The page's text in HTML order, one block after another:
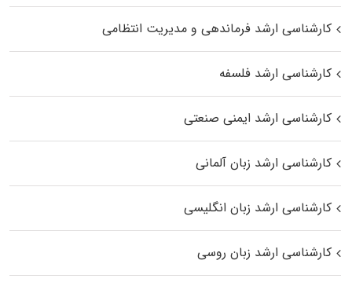
کارشناسی ارشد فرماندهی و مدیریت انتظامی
کارشناسی ارشد فلسفه
کارشناسی ارشد ایمنی صنعتی
کارشناسی ارشد زبان آلمانی
کارشناسی ارشد زبان انگلیسی
کارشناسی ارشد زبان روسی